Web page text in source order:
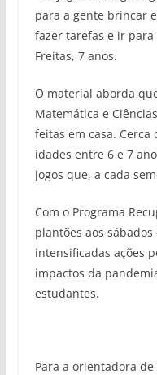
para a gente brincar
fazer tarefas e ir para
Freitas, 7 anos.
O material aborda
Matemática e
feitas em casa. Cerca
idades entre 6 e 7
jogos que, a cada
Com o Programa
plantões aos
intensificadas ações
impactos da
estudantes.
Para a orientadora